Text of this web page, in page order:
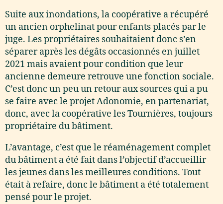
Suite aux inondations, la coopérative a récupéré
un ancien orphelinat pour enfants placés par le
juge. Les propriétaires souhaitaient donc s’en
séparer après les dégâts occasionnés en juillet
2021 mais avaient pour condition que leur
ancienne demeure retrouve une fonction sociale.
C’est donc un peu un retour aux sources qui a pu
se faire avec le projet Adonomie, en partenariat,
donc, avec la coopérative les Tournières, toujours
propriétaire du bâtiment.
L’avantage, c’est que le réaménagement complet
du bâtiment a été fait dans l’objectif d’accueillir
les jeunes dans les meilleures conditions. Tout
était à refaire, donc le bâtiment a été totalement
pensé pour le projet.